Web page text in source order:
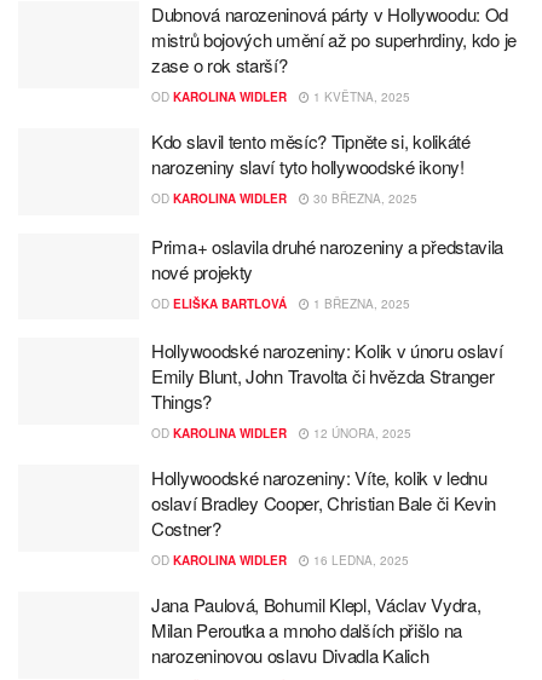
Dubnová narozeninová párty v Hollywoodu: Od
mistrů bojových umění až po superhrdiny, kdo je
zase o rok starší?
OD KAROLINA WIDLER 1 KVĚTNA, 2025
Kdo slavil tento měsíc? Tipněte si, kolikáté
narozeniny slaví tyto hollywoodské ikony!
OD KAROLINA WIDLER 30 BŘEZNA, 2025
Prima+ oslavila druhé narozeniny a představila
nové projekty
OD ELIŠKA BARTLOVÁ 1 BŘEZNA, 2025
Hollywoodské narozeniny: Kolik v únoru oslaví
Emily Blunt, John Travolta či hvězda Stranger
Things?
OD KAROLINA WIDLER 12 ÚNORA, 2025
Hollywoodské narozeniny: Víte, kolik v lednu
oslaví Bradley Cooper, Christian Bale či Kevin
Costner?
OD KAROLINA WIDLER 16 LEDNA, 2025
Jana Paulová, Bohumil Klepl, Václav Vydra,
Milan Peroutka a mnoho dalších přišlo na
narozeninovou oslavu Divadla Kalich